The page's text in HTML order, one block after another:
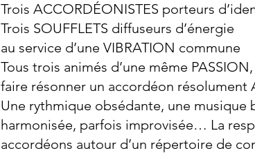
Trois ACCORDÉONISTES porteurs
Trois SOUFFLETS diffuseurs d’énergie
au service d’une VIBRATION commune
Tous trois animés d’une même PASSION,
faire résonner un accordéon résolument
Une rythmique obsédante, une musique
harmonisée, parfois improvisée… La
accordéons autour d’un répertoire de